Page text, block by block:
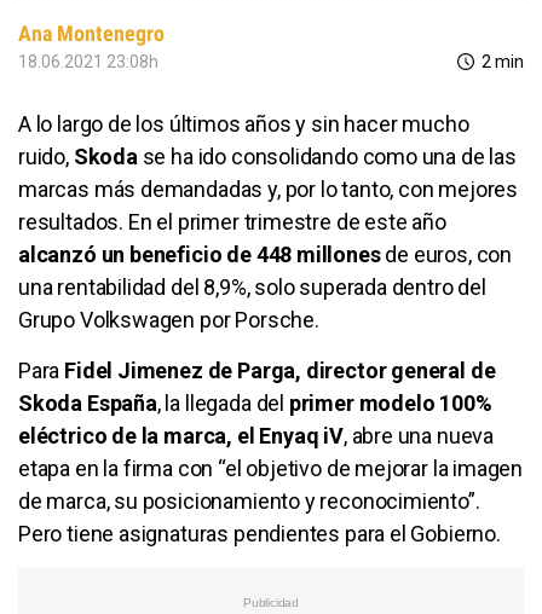
Ana Montenegro
18.06.2021 23:08h 2 min
A lo largo de los últimos años y sin hacer mucho
ruido, Skoda se ha ido consolidando como una de las
marcas más demandadas y, por lo tanto, con mejores
resultados. En el primer trimestre de este año
alcanzó un beneficio de 448 millonesde euros, con
una rentabilidad del 8,9%, solo superada dentro del
Grupo Volkswagen por Porsche.
Para Fidel Jimenez de Parga, director general de
Skoda España, la llegada del primer modelo 100%
eléctrico de la marca, el Enyaq iV, abre una nueva
etapa en la firma con “el objetivo de mejorar la imagen
de marca, su posicionamiento y reconocimiento”.
Pero tiene asignaturas pendientes para el Gobierno.